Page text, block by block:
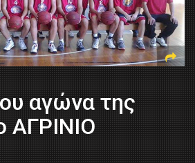
αγώνα της
ΑΓΡΙΝΙΟ